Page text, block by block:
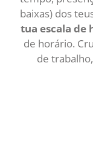
baixas) dos
tua escala de
de horário.
de